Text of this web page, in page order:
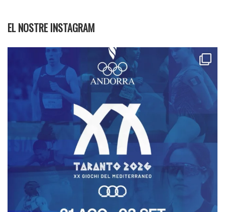
EL NOSTRE INSTAGRAM